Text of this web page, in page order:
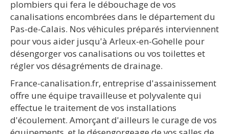
plombiers qui fera le débouchage de vos
canalisations encombrées dans le département du
Pas-de-Calais. Nos véhicules préparés interviennent
pour vous aider jusqu'à Arleux-en-Gohelle pour
désengorger vos canalisations ou vos toilettes et
régler vos désagréments de drainage.
France-canalisation.fr, entreprise d'assainissement
offre une équipe travailleuse et polyvalente qui
effectue le traitement de vos installations
d'écoulement. Amorçant d'ailleurs le curage de vos